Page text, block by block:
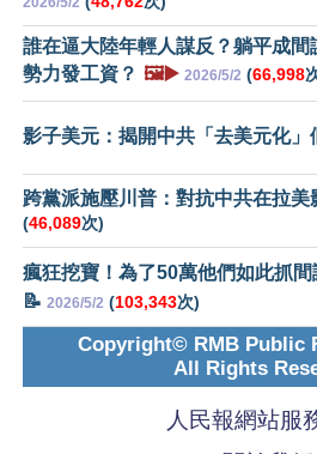
誰在逼大陸年輕人謀反？躺平成間
勢力發工資？ 🖼️▶️ 2026/5/2 (66,998
影子美元：揭開中共「去美元化」
跨黨派施壓川普：對抗中共在拉美
(46,089次)
瘋狂挖寶！為了50萬他們如此抓間
📝 2026/5/2 (103,343次)
Copyright© RMB Public
All Rights
人民報網站服